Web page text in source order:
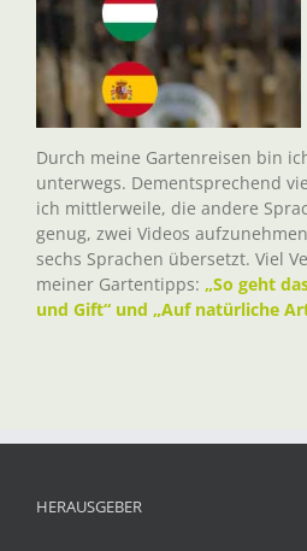
Durch meine Gartenreisen bin
unterwegs. Dementsprechend
ich mittlerweile, die andere
genug, zwei Videos
sechs Sprachen übersetzt. Viel
meiner Gartentipps: „So geht
und Gift“ und „Auf natürliche
HERAUSGEBER